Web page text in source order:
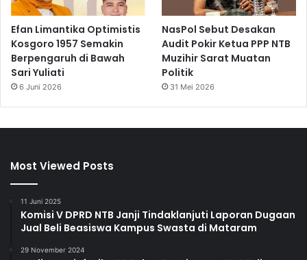
Efan Limantika Optimistis
Kosgoro 1957 Semakin
Berpengaruh di Bawah
Sari Yuliati
6 Juni 2026
NasPol Sebut Desakan
Audit Pokir Ketua PPP NTB
Muzihir Sarat Muatan
Politik
31 Mei 2026
Most Viewed Posts
11 Juni 2025
Komisi V DPRD NTB Janji Tindaklanjuti Laporan Dugaan
Jual Beli Beasiswa Kampus Swasta di Mataram
29 November 2024